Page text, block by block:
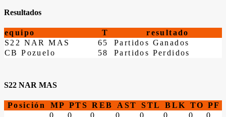
Resultados
equipo T
resultado
S22 NAR MAS
65
Partidos Ganados
CB Pozuelo
58 Partidos Perdidos
S22 NAR MAS
Posición MP PTS REB AST STL BLK TO PF